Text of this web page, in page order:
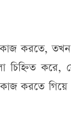
করতে, তখন
চিহ্নিত
করতে গিয়ে